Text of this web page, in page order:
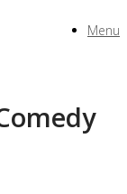
Menu